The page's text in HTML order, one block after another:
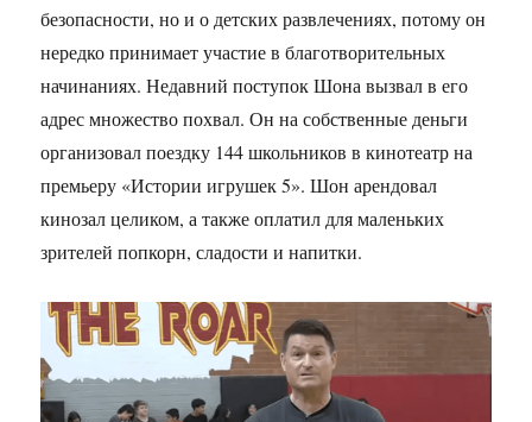
безопасности, но и о детских развлечениях, потому он
нередко принимает участие в благотворительных
начинаниях. Недавний поступок Шона вызвал в его
адрес множество похвал. Он на собственные деньги
организовал поездку 144 школьников в кинотеатр на
премьеру «Истории игрушек 5». Шон арендовал
кинозал целиком, а также оплатил для маленьких
зрителей попкорн, сладости и напитки.